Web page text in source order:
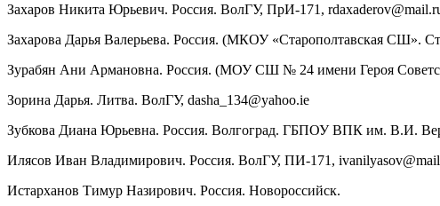
Захаров Никита Юрьевич. Россия. ВолГУ, ПрИ-171,
Захарова Дарья Валерьева. Россия. (МКОУ «Старополтавская СШ».
Зурабян Ани Армановна. Россия. (МОУ СШ № 24 имени Героя
Зорина Дарья. Литва. ВолГУ, dasha_134@yahoo.ie
Зубкова Диана Юрьевна. Россия. Волгоград. ГБПОУ ВПК им. В.И.
Илясов Иван Владимирович. Россия. ВолГУ, ПИ-171,
Истарханов Тимур Назирович. Россия. Новороссийск.